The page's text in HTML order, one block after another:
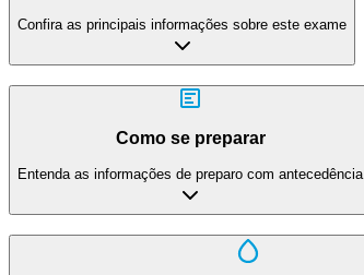
Confira as principais informações sobre este exame
Como se preparar
Entenda as informações de preparo com antecedência